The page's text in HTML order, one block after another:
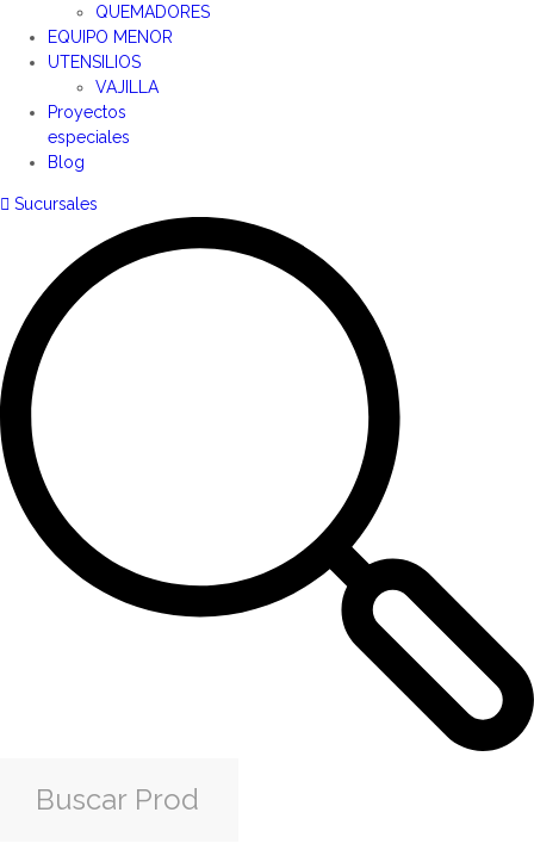
QUEMADORES
EQUIPO MENOR
UTENSILIOS
VAJILLA
Proyectos
especiales
Blog
Sucursales